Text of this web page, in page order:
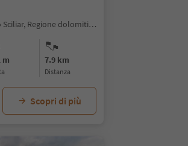
Aica di Fiè, Fiè allo Sciliar, Regione dolomitica Alpe di Siusi
m 7.9 km
distanza
Scopri di più